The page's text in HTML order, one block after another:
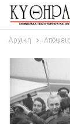
Αρχική Απόψεις